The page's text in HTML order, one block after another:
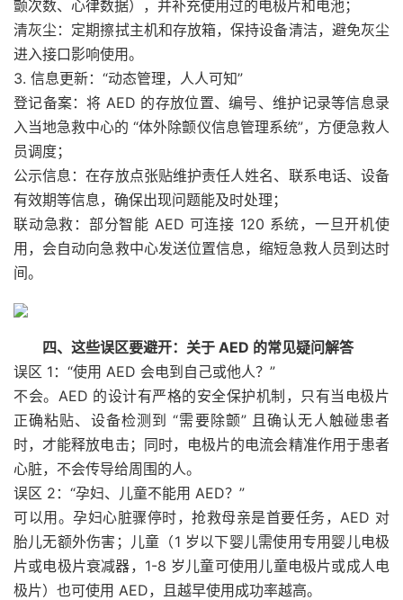
颤次数、心律数据），并补充使用过的电极片和电池；
清灰尘：定期擦拭主机和存放箱，保持设备清洁，避免灰尘
进入接口影响使用。
3. 信息更新：“动态管理，人人可知”
登记备案：将 AED 的存放位置、编号、维护记录等信息录
入当地急救中心的 “体外除颤仪信息管理系统”，方便急救人
员调度；
公示信息：在存放点张贴维护责任人姓名、联系电话、设备
有效期等信息，确保出现问题能及时处理；
联动急救：部分智能 AED 可连接 120 系统，一旦开机使
用，会自动向急救中心发送位置信息，缩短急救人员到达时
间。
四、这些误区要避开：关于 AED 的常见疑问解答
误区 1：“使用 AED 会电到自己或他人？”
不会。AED 的设计有严格的安全保护机制，只有当电极片
正确粘贴、设备检测到 “需要除颤” 且确认无人触碰患者
时，才能释放电击；同时，电极片的电流会精准作用于患者
心脏，不会传导给周围的人。
误区 2：“孕妇、儿童不能用 AED？”
可以用。孕妇心脏骤停时，抢救母亲是首要任务，AED 对
胎儿无额外伤害；儿童（1 岁以下婴儿需使用专用婴儿电极
片或电极片衰减器，1-8 岁儿童可使用儿童电极片或成人电
极片）也可使用 AED，且越早使用成功率越高。